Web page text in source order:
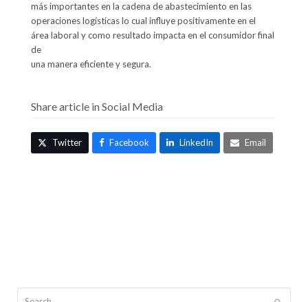
más importantes en la cadena de abastecimiento en las
operaciones logísticas lo cual influye positivamente en el
área laboral y como resultado impacta en el consumidor final
de
una manera eficiente y segura.
Share article in Social Media
Twitter Facebook LinkedIn Email